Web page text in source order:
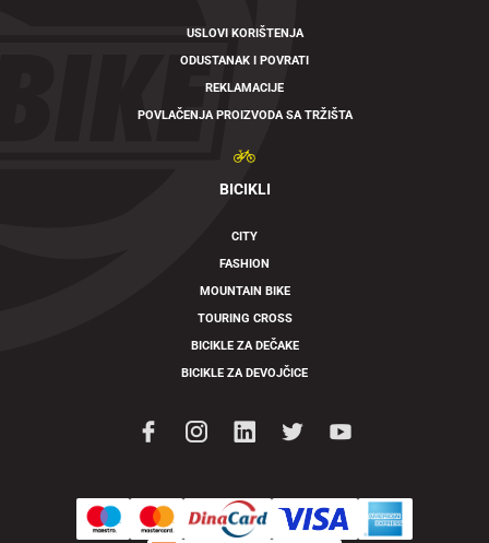
USLOVI KORIŠTENJA
ODUSTANAK I POVRATI
REKLAMACIJE
POVLAČENJA PROIZVODA SA TRŽIŠTA
BICIKLI
CITY
FASHION
MOUNTAIN BIKE
TOURING CROSS
BICIKLE ZA DEČAKE
BICIKLE ZA DEVOJČICE